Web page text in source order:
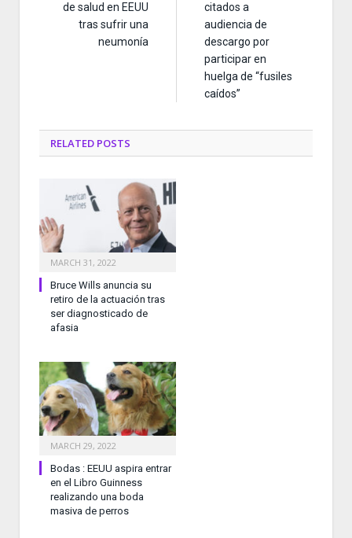
de salud en EEUU
tras sufrir una
neumonía
citados a
audiencia de
descargo por
participar en
huelga de “fusiles
caídos”
RELATED POSTS
MARCH 31, 2022
Bruce Wills anuncia su
retiro de la actuación tras
ser diagnosticado de
afasia
MARCH 29, 2022
Bodas : EEUU aspira entrar
en el Libro Guinness
realizando una boda
masiva de perros